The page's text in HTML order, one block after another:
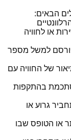
הבאים:
או לחוויה
למשל מספר
של החוויה עם
בהתקפות
גרוע או
או הטופס שבו